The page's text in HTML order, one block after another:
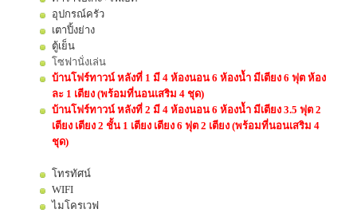
อุปกรณ์ครัว
เตาปิ้งย่าง
ตู้เย็น
โซฟานั่งเล่น
บ้านโฟร์ทาวน์ หลังที่ 1 มี 4 ห้องนอน 6 ห้องน้ำ มีเตียง 6 ฟุต ห้อง
ละ 1 เตียง (พร้อมที่นอนเสริม 4 ชุด)
บ้านโฟร์ทาวน์ หลังที่ 2 มี 4 ห้องนอน 6 ห้องน้ำ มีเตียง 3.5 ฟุต 2
เตียง เตียง 2 ชั้น 1 เตียง เตียง 6 ฟุต 2 เตียง (พร้อมที่นอนเสริม 4
ชุด)
โทรทัศน์
WIFI
ไมโครเวฟ